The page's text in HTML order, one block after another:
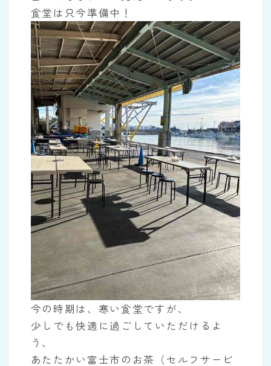
食堂は只今準備中！
今の時期は、寒い食堂ですが、
少しでも快適に過ごしていただけるよ
う、
あたたかい富士市のお茶（セルフサービ